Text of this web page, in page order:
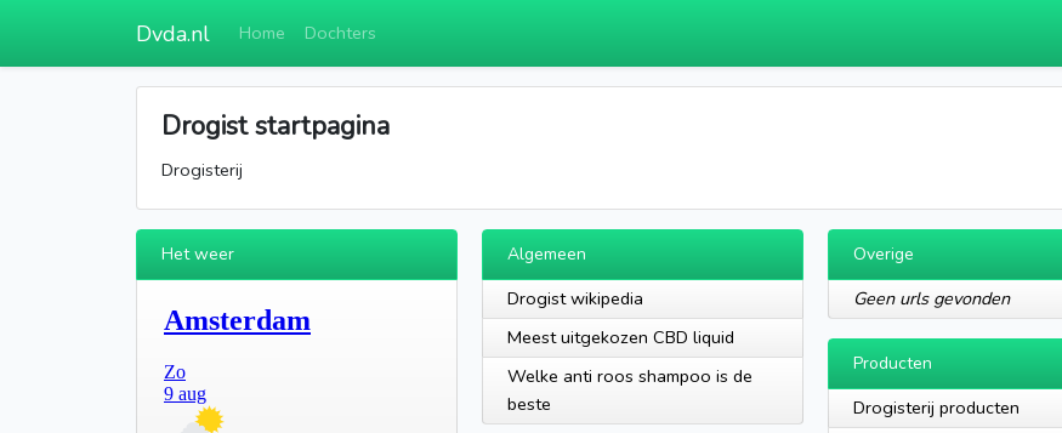
Dvda.nl Home Dochters
Drogist startpagina
Drogisterij
Het weer Algemeen
Drogist wikipedia
Meest uitgekozen CBD liquid
Welke anti roos shampoo is de
beste
Overige
Geen urls gevonden
Producten
Drogisterij producten